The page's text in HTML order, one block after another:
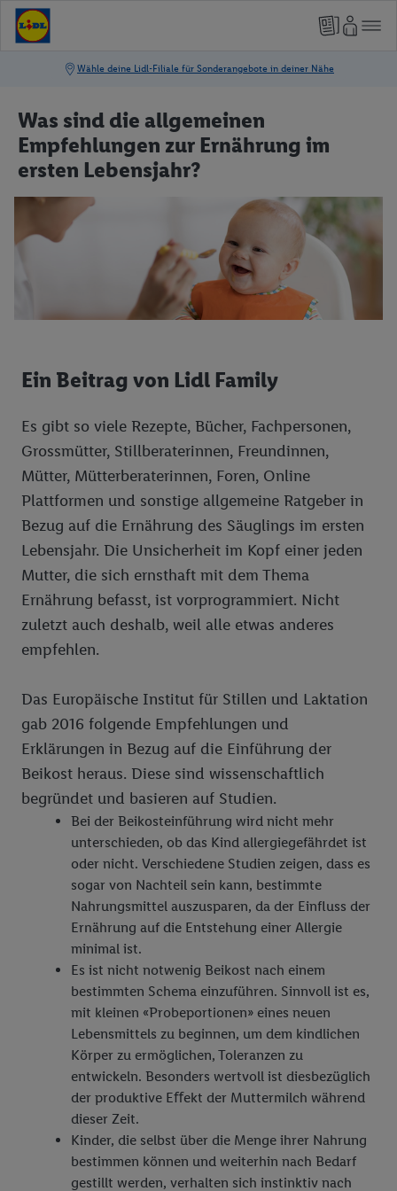
Was sind die allgemeinen
Empfehlungen zur Ernährung im
ersten Lebensjahr?
Ein Beitrag von Lidl Family
Es gibt so viele Rezepte, Bücher, Fachpersonen,
Grossmütter, Stillberaterinnen, Freundinnen,
Mütter, Mütterberaterinnen, Foren, Online
Plattformen und sonstige allgemeine Ratgeber in
Bezug auf die Ernährung des Säuglings im ersten
Lebensjahr. Die Unsicherheit im Kopf einer jeden
Mutter, die sich ernsthaft mit dem Thema
Ernährung befasst, ist vorprogrammiert. Nicht
zuletzt auch deshalb, weil alle etwas anderes
empfehlen.
Das Europäische Institut für Stillen und Laktation
gab 2016 folgende Empfehlungen und
Erklärungen in Bezug auf die Einführung der
Beikost heraus. Diese sind wissenschaftlich
begründet und basieren auf Studien.
Bei der Beikosteinführung wird nicht mehr
unterschieden, ob das Kind allergiegefährdet ist
oder nicht. Verschiedene Studien zeigen, dass es
sogar von Nachteil sein kann, bestimmte
Nahrungsmittel auszusparen, da der Einfluss der
Ernährung auf die Entstehung einer Allergie
minimal ist.
Es ist nicht notwenig Beikost nach einem
bestimmten Schema einzuführen. Sinnvoll ist es,
mit kleinen «Probeportionen» eines neuen
Lebensmittels zu beginnen, um dem kindlichen
Körper zu ermöglichen, Toleranzen zu
entwickeln. Besonders wertvoll ist diesbezüglich
der produktive Eﬀekt der Muttermilch während
dieser Zeit.
Kinder, die selbst über die Menge ihrer Nahrung
bestimmen können und weiterhin nach Bedarf
gestillt werden, verhalten sich instinktiv nach